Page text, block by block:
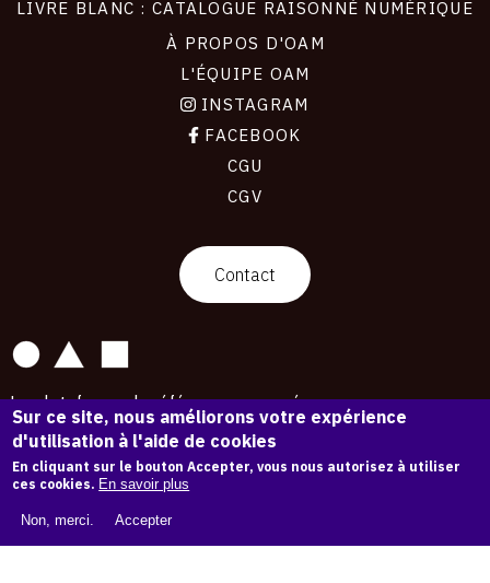
LIVRE BLANC : CATALOGUE RAISONNÉ NUMÉRIQUE
À PROPOS D'OAM
L'ÉQUIPE OAM
INSTAGRAM
FACEBOOK
CGU
CGV
Contact
La plateforme de référence pour créer,
conserver et promouvoir l'Histoire de l'Art.
Des catalogues raisonnés aux archives
d'expositions.
43 273 œuvres d'art — 7 588 expositions
Copyright © OAM 2026. Tous droits réservés.
Sur ce site, nous améliorons votre expérience
d'utilisation à l'aide de cookies
En cliquant sur le bouton Accepter, vous nous autorisez à utiliser
ces cookies. En savoir plus
Non, merci. Accepter